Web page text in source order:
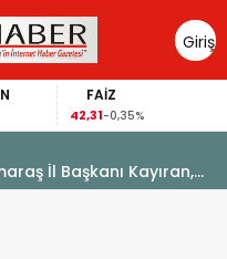
Giriş
Yap
FAİZ
42,31-0,35%
İl Başkanı Kayıran,